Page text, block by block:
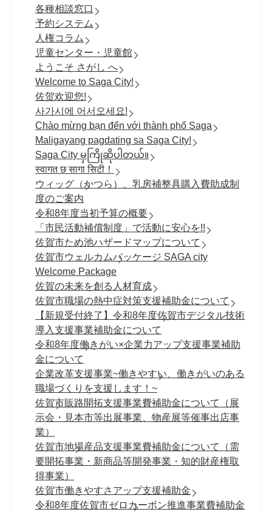
各種相談窓口
予約システム
人権コラム
児童センター・児童館
ようこそ さがし へ
Welcome to Saga City!
佐贺欢迎您!
사가시에 어서오세요!
Chào mừng bạn đến với thành phố Saga
Maligayang pagdating sa Saga City!
Saga City မှကြိုဆိုပါတယ်။
स्वागत छ सागा सिटी！
ウィッグ（かつら）、乳房補整具購入費助成制
度のご案内
令和8年度当初予算の概要
「市民活動補償制度」で活動に安心を!!
佐賀市ため池ハザードマップについて
佐賀市ウェルカムパッケージ SAGA city
Welcome Package
佐賀の未来を創る人材育成
佐賀市職場の熱中症対策支援補助金について
【新規受付終了】令和8年度佐賀市デジタル技術
導入支援事業補助金について
令和8年度働きがい×企業力アップ支援事業補助
金について
企業改革支援事業~働きやすい、働きがいのある
職場づくりを支援します！~
佐賀市販路開拓支援事業費補助金について（展
示会・見本市等出展事業、物産展等催事出店事
業）
佐賀市地場産品支援事業費補助金について（需
要開拓事業・新商品等開発事業・知的財産権取
得事業）
佐賀市働きやすさアップ支援補助金
令和8年度佐賀市ゼロカーボン推進事業費補助金